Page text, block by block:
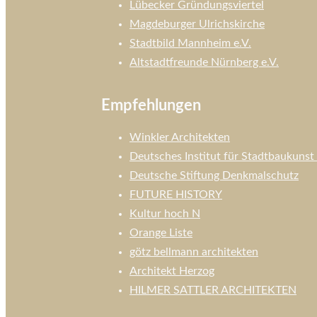
Lübecker Gründungsviertel
Magdeburger Ulrichskirche
Stadtbild Mannheim e.V.
Altstadtfreunde Nürnberg e.V.
Empfehlungen
Winkler Architekten
Deutsches Institut für Stadtbaukunst
Deutsche Stiftung Denkmalschutz
FUTURE HISTORY
Kultur hoch N
Orange Liste
götz bellmann architekten
Architekt Herzog
HILMER SATTLER ARCHITEKTEN